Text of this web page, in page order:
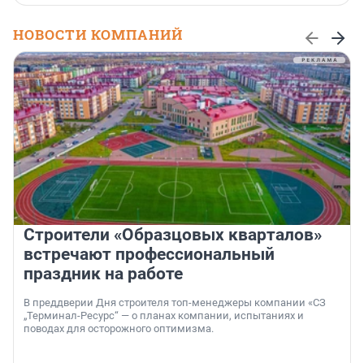
НОВОСТИ КОМПАНИЙ
Строители «Образцовых кварталов»
встречают профессиональный
праздник на работе
В преддверии Дня строителя топ-менеджеры компании «СЗ
„Терминал-Ресурс“ — о планах компании, испытаниях и
поводах для осторожного оптимизма.